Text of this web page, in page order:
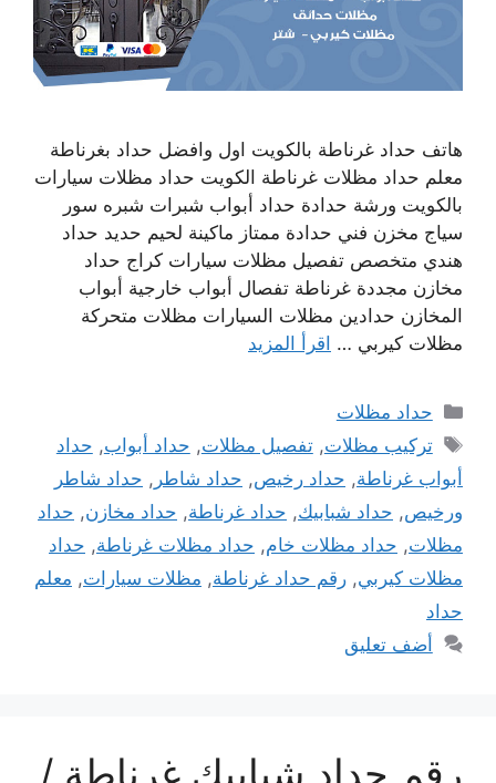
هاتف حداد غرناطة بالكويت اول وافضل حداد بغرناطة
معلم حداد مظلات غرناطة الكويت حداد مظلات سيارات
بالكويت ورشة حدادة حداد أبواب شبرات شبره سور
سياج مخزن فني حدادة ممتاز ماكينة لحيم حديد حداد
هندي متخصص تفصيل مظلات سيارات كراج حداد
مخازن مجددة غرناطة تفصال أبواب خارجية أبواب
المخازن حدادين مظلات السيارات مظلات متحركة
مظلات كيربي … اقرأ المزيد
التصنيفات
حداد مظلات
الوسوم
تركيب مظلات,تفصيل مظلات, حداد أبواب, حداد
أبواب غرناطة, حداد رخيص, حداد شاطر , حداد شاطر
ورخيص, حداد شبابيك, حداد غرناطة, حداد مخازن, حداد
مظلات, حداد مظلات خام, حداد مظلات غرناطة, حداد
مظلات كيربي, رقم حداد غرناطة, مظلات سيارات, معلم
حداد
أضف تعليق
رقم حداد شبابيك غرناطة /